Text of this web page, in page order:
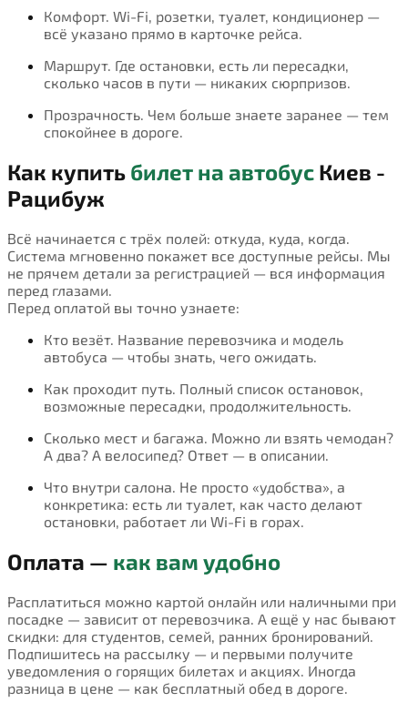
Комфорт. Wi-Fi, розетки, туалет, кондиционер —
всё указано прямо в карточке рейса.
Маршрут. Где остановки, есть ли пересадки,
сколько часов в пути — никаких сюрпризов.
Прозрачность. Чем больше знаете заранее — тем
спокойнее в дороге.
Как купить билет на автобус Киев -
Рацибуж
Всё начинается с трёх полей: откуда, куда, когда.
Система мгновенно покажет все доступные рейсы. Мы
не прячем детали за регистрацией — вся информация
перед глазами.
Перед оплатой вы точно узнаете:
Кто везёт. Название перевозчика и модель
автобуса — чтобы знать, чего ожидать.
Как проходит путь. Полный список остановок,
возможные пересадки, продолжительность.
Сколько мест и багажа. Можно ли взять чемодан?
А два? А велосипед? Ответ — в описании.
Что внутри салона. Не просто «удобства», а
конкретика: есть ли туалет, как часто делают
остановки, работает ли Wi-Fi в горах.
Оплата — как вам удобно
Расплатиться можно картой онлайн или наличными при
посадке — зависит от перевозчика. А ещё у нас бывают
скидки: для студентов, семей, ранних бронирований.
Подпишитесь на рассылку — и первыми получите
уведомления о горящих билетах и акциях. Иногда
разница в цене — как бесплатный обед в дороге.